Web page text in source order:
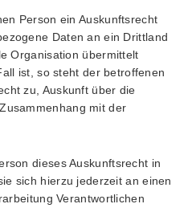
Person ein Auskunftsrecht
Daten an ein Drittland
Organisation übermittelt
ist, so steht der betroffenen
zu, Auskunft über die
mit der
dieses Auskunftsrecht in
sich hierzu jederzeit an einen
Verantwortlichen